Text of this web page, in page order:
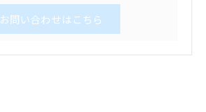
お問い合わせはこちら